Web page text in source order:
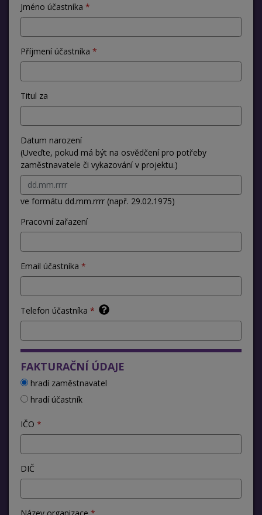
Jméno účastníka
Příjmení účastníka
Titul za
Datum narození
(Uveďte, pokud má být na osvědčení pro potřeby
zaměstnavatele či vykazování v projektu.)
ve formátu dd.mm.rrrr (např. 29.02.1975)
Pracovní zařazení
Email účastníka
Telefon účastníka
FAKTURAČNÍ ÚDAJE
hradí zaměstnavatel
hradí účastník
IČO
DIČ
Název organizace